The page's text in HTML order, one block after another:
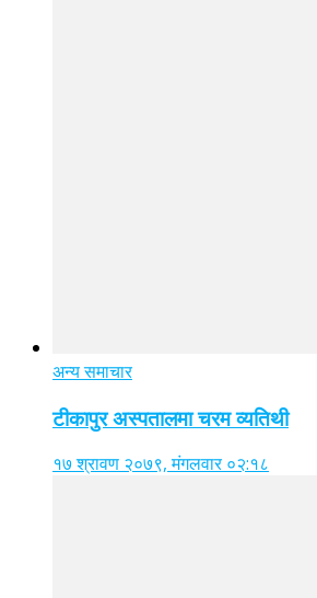
अन्य समाचार
टीकापुर अस्पतालमा चरम व्यतिथी
१७ श्रावण २०७९, मंगलवार ०२:१८